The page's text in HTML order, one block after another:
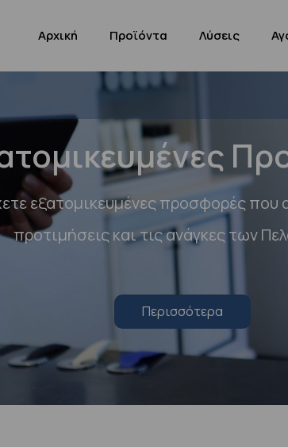
Αρχική Προϊόντα Λύσεις
εξατομικευμένες προσφορές που
προτιμήσεις και τις ανάγκες των
Περισσότερα